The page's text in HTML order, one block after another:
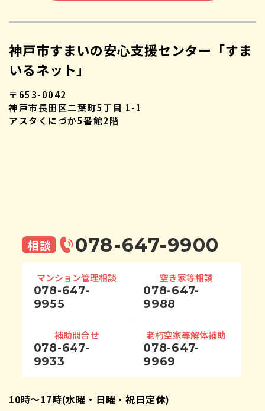
神戸市すまいの安心支援センター「すま
いるネット」
〒653-0042
神戸市長田区二葉町5丁目 1-1
アスタくにづか5番館2階
相談 078-647-9900
マンション管理相談
078-647-
9955
空き家等相談
078-647-
9988
補助問合せ
078-647-
9933
老朽空家等解体補助
078-647-
9969
10時〜17時(水曜・日曜・祝日定休)